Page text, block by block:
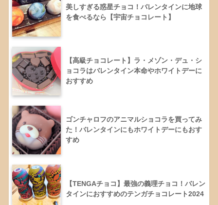
美しすぎる惑星チョコ！バレンタインに地球
を食べるなら【宇宙チョコレート】
【高級チョコレート】ラ・メゾン・デュ・シ
ョコラはバレンタイン本命やホワイトデーに
おすすめ
ゴンチャロフのアニマルショコラを買ってみ
た！バレンタインにもホワイトデーにもおす
すめ
【TENGAチョコ】最強の義理チョコ！バレン
タインにおすすめのテンガチョコレート2024